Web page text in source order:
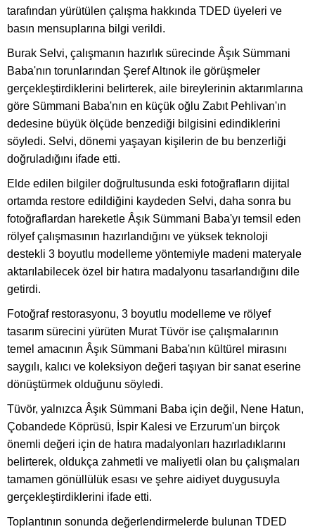
tarafından yürütülen çalışma hakkında TDED üyeleri ve
basın mensuplarına bilgi verildi.
Burak Selvi, çalışmanın hazırlık sürecinde Âşık Sümmani
Baba'nın torunlarından Şeref Altınok ile görüşmeler
gerçekleştirdiklerini belirterek, aile bireylerinin aktarımlarına
göre Sümmani Baba'nın en küçük oğlu Zabıt Pehlivan'ın
dedesine büyük ölçüde benzediği bilgisini edindiklerini
söyledi. Selvi, dönemi yaşayan kişilerin de bu benzerliği
doğruladığını ifade etti.
Elde edilen bilgiler doğrultusunda eski fotoğrafların dijital
ortamda restore edildiğini kaydeden Selvi, daha sonra bu
fotoğraflardan hareketle Âşık Sümmani Baba'yı temsil eden
rölyef çalışmasının hazırlandığını ve yüksek teknoloji
destekli 3 boyutlu modelleme yöntemiyle madeni materyale
aktarılabilecek özel bir hatıra madalyonu tasarlandığını dile
getirdi.
Fotoğraf restorasyonu, 3 boyutlu modelleme ve rölyef
tasarım sürecini yürüten Murat Tüvör ise çalışmalarının
temel amacının Âşık Sümmani Baba'nın kültürel mirasını
saygılı, kalıcı ve koleksiyon değeri taşıyan bir sanat eserine
dönüştürmek olduğunu söyledi.
Tüvör, yalnızca Âşık Sümmani Baba için değil, Nene Hatun,
Çobandede Köprüsü, İspir Kalesi ve Erzurum'un birçok
önemli değeri için de hatıra madalyonları hazırladıklarını
belirterek, oldukça zahmetli ve maliyetli olan bu çalışmaları
tamamen gönüllülük esası ve şehre aidiyet duygusuyla
gerçekleştirdiklerini ifade etti.
Toplantının sonunda değerlendirmelerde bulunan TDED